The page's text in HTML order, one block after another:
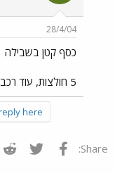
28/4/04
כסף קטן בשבילה
5 חולצות, עוד רכב ושפתון בוני בל וכל זה הולך לתהום...
here.
Share: פייסבוק